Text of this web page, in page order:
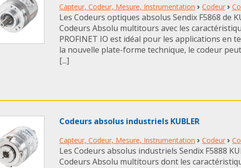
Capteur, Codeur, Mesure, Instrumentation › Codeur ›
Les Codeurs optiques absolus Sendix F5868 de
Codeurs Absolu multitours avec les
PROFINET IO est idéal pour les applications en
la nouvelle plate-forme technique, le codeur
[...]
Codeurs absolus industriels KUBLER
Capteur, Codeur, Mesure, Instrumentation › Codeur ›
Les Codeurs absolus industriels Sendix F5888
Codeurs Absolu multitours dont les